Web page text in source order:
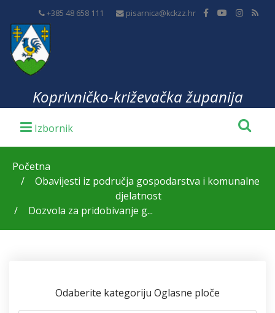
+385 48 658 111 pisarnica@kckzz.hr
Koprivničko-križevačka županija
Početna
Obavijesti iz područja gospodarstva i komunalne
djelatnost
Dozvola za pridobivanje g...
Odaberite kategoriju Oglasne ploče